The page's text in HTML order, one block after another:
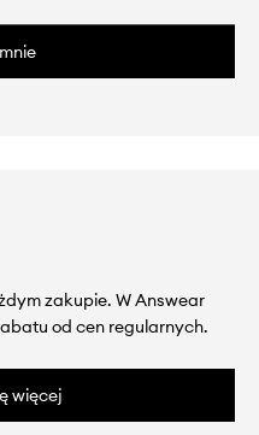
zakupie. W Answear
od cen regularnych.
więcej